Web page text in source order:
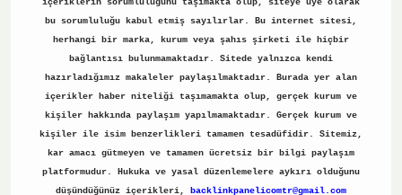
içeriklerin sorumluluğunu taşımakta olup, siteye üye olarak
bu sorumluluğu kabul etmiş sayılırlar. Bu internet sitesi,
herhangi bir marka, kurum veya şahıs şirketi ile hiçbir
bağlantısı bulunmamaktadır. Sitede yalnızca kendi
hazırladığımız makaleler paylaşılmaktadır. Burada yer alan
içerikler haber niteliği taşımamakta olup, gerçek kurum ve
kişiler hakkında paylaşım yapılmamaktadır. Gerçek kurum ve
kişiler ile isim benzerlikleri tamamen tesadüfidir. Sitemiz,
kar amacı gütmeyen ve tamamen ücretsiz bir bilgi paylaşım
platformudur. Hukuka ve yasal düzenlemelere aykırı olduğunu
düşündüğünüz içerikleri,
backlinkpanelicomtr@gmail.com